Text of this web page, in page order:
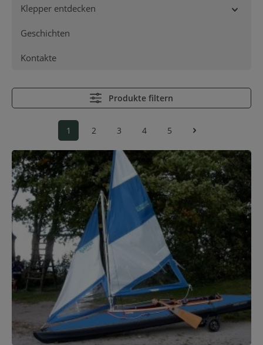
Klepper entdecken
Geschichten
Kontakte
Produkte filtern
Seite
1 Seite
2 Seite
3 Seite
4 Seite
5